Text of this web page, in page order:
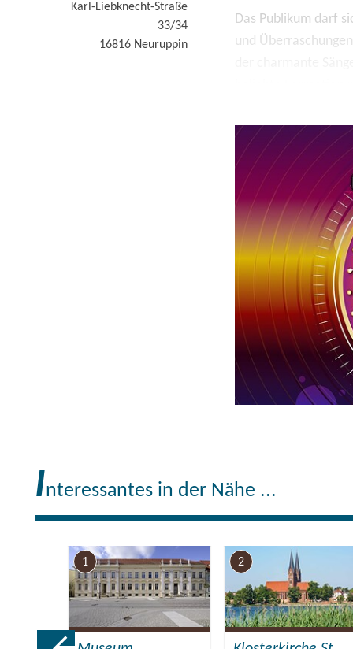
Karl-Liebknecht-Straße
33/34
16816 Neuruppin
Das Publikum darf
und
der charmante
Gemeinsam
Momente schaffen.
lieben, gute
Ein Abend voller
dabei, wenn Uta
unterhalten – sie
Interessantes in der Nähe ...
1 2